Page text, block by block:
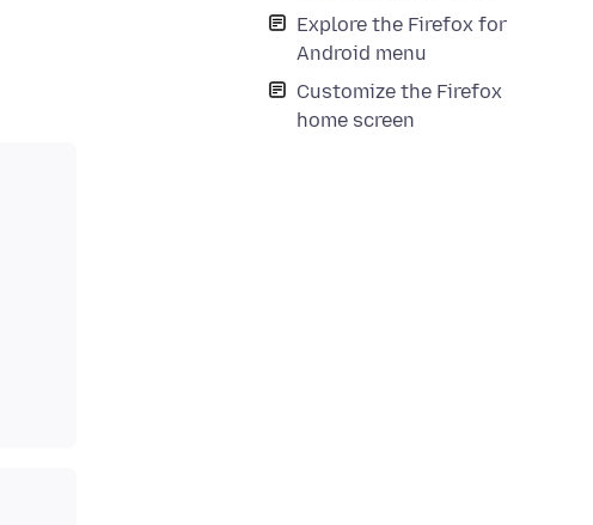
Explore the Firefox for
Android menu
Customize the Firefox
home screen